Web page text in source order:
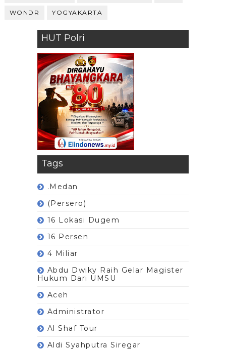
WONDR YOGYAKARTA
HUT Polri
Tags
.Medan
(Persero)
16 Lokasi Dugem
16 Persen
4 Miliar
Abdu Dwiky Raih Gelar Magister
Hukum Dari UMSU
Aceh
Administrator
Al Shaf Tour
Aldi Syahputra Siregar